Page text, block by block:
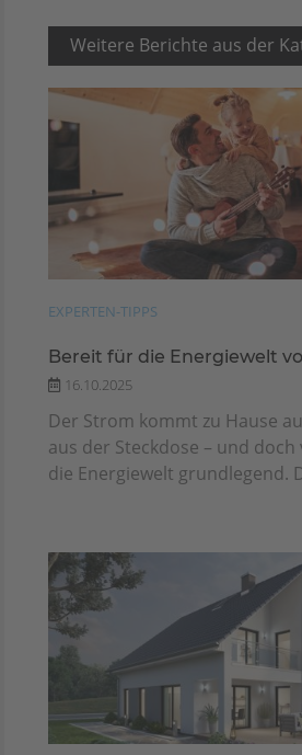
Weitere Berichte aus der
EXPERTEN-TIPPS
Bereit für die Energiewelt
16.10.2025
Der Strom kommt zu Hause
aus der Steckdose – und
die Energiewelt grundlegend.